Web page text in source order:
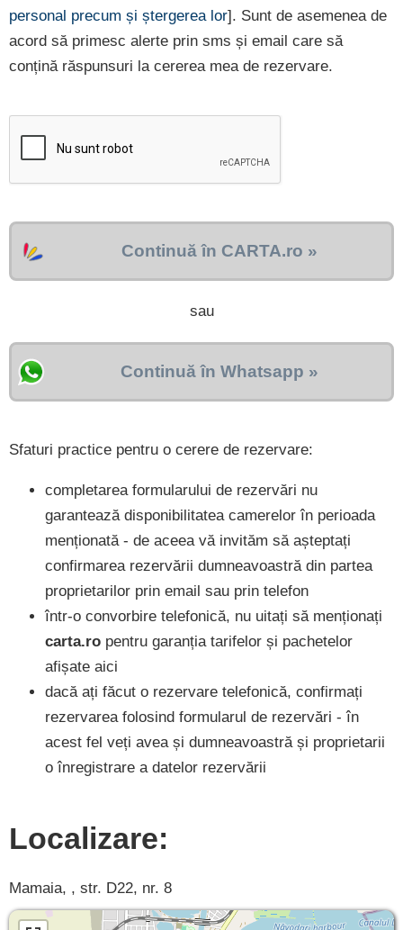
personal precum și ștergerea lor]. Sunt de asemenea de
acord să primesc alerte prin sms și email care să
conțină răspunsuri la cererea mea de rezervare.
Continuă în CARTA.ro »
sau
Continuă în Whatsapp »
Sfaturi practice pentru o cerere de rezervare:
completarea formularului de rezervări nu
garantează disponibilitatea camerelor în perioada
menționată - de aceea vă invităm să așteptați
confirmarea rezervării dumneavoastră din partea
proprietarilor prin email sau prin telefon
într-o convorbire telefonică, nu uitați să menționați
carta.ro pentru garanția tarifelor și pachetelor
afișate aici
dacă ați făcut o rezervare telefonică, confirmați
rezervarea folosind formularul de rezervări - în
acest fel veți avea și dumneavoastră și proprietarii
o înregistrare a datelor rezervării
Localizare:
Mamaia, , str. D22, nr. 8